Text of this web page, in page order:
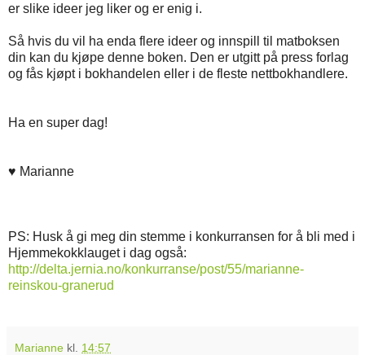
er slike ideer jeg liker og er enig i.
Så hvis du vil ha enda flere ideer og innspill til matboksen
din kan du kjøpe denne boken. Den er utgitt på press forlag
og fås kjøpt i bokhandelen eller i de fleste nettbokhandlere.
Ha en super dag!
♥ Marianne
PS: Husk å gi meg din stemme i konkurransen for å bli med i
Hjemmekokklauget i dag også:
http://delta.jernia.no/konkurranse/post/55/marianne-
reinskou-granerud
Marianne kl. 14:57